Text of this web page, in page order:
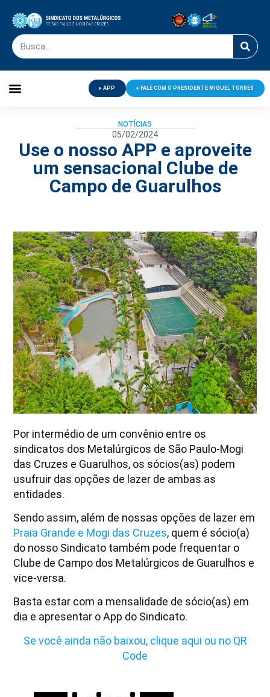
APP FALE COM O PRESIDENTE MIGUEL TORRES
NOTÍCIAS
05/02/2024
Use o nosso APP e aproveite
um sensacional Clube de
Campo de Guarulhos
Por intermédio de um convênio entre os
sindicatos dos Metalúrgicos de São Paulo-Mogi
das Cruzes e Guarulhos, os sócios(as) podem
usufruir das opções de lazer de ambas as
entidades.
Sendo assim, além de nossas opções de lazer em
Praia Grande e Mogi das Cruzes, quem é sócio(a)
do nosso Sindicato também pode frequentar o
Clube de Campo dos Metalúrgicos de Guarulhos e
vice-versa.
Basta estar com a mensalidade de sócio(as) em
dia e apresentar o App do Sindicato.
Se você ainda não baixou, clique aqui ou no QR
Code